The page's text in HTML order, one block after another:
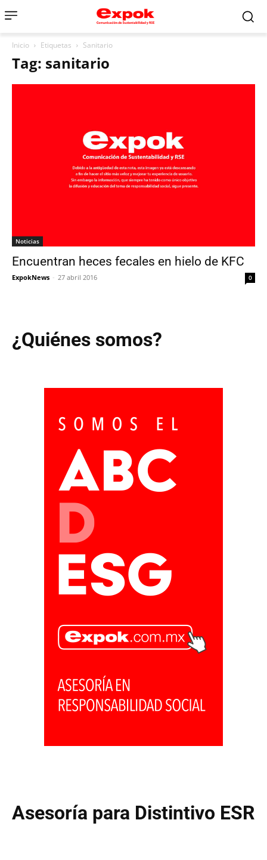
Inicio Etiquetas Sanitario
Tag: sanitario
Noticias
Encuentran heces fecales en hielo de KFC
ExpokNews - 27 abril 2016 0
¿Quiénes somos?
Asesoría para Distintivo ESR